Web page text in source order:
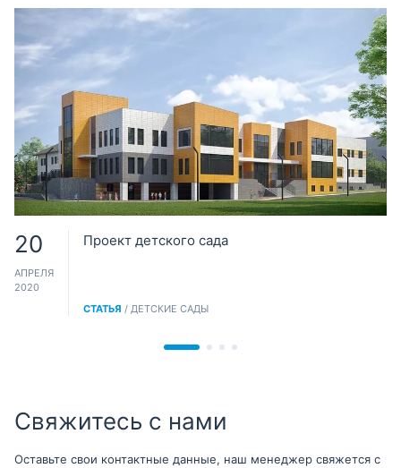
20
АПРЕЛЯ
2020
Проект детского сада
СТАТЬЯ / ДЕТСКИЕ САДЫ
Свяжитесь с нами
Оставьте свои контактные данные, наш менеджер свяжется с